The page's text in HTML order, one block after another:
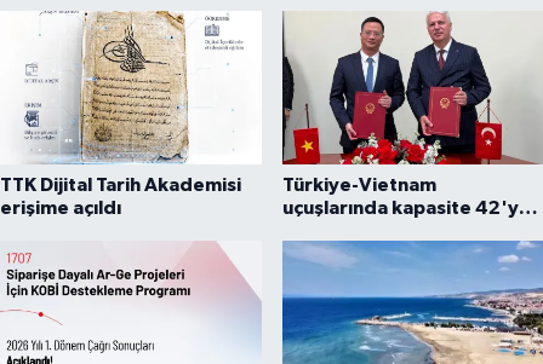
TTK Dijital Tarih Akademisi
erişime açıldı
Türkiye-Vietnam
uçuşlarında kapasite 42'ye